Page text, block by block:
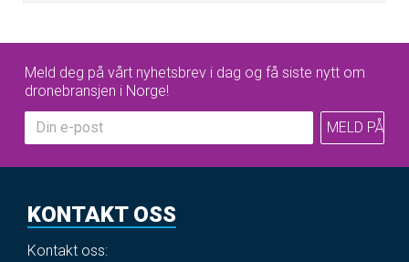
Meld deg på vårt nyhetsbrev i dag og få siste nytt om
dronebransjen i Norge!
KONTAKT OSS
Kontakt oss: